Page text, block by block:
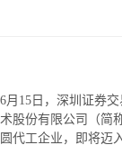
6月15日，深圳证券
术股份有限公司（简
圆代工企业，即将迈